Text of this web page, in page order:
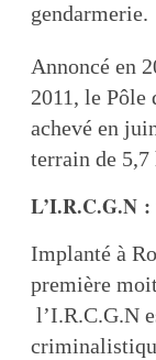
gendarmerie.
Annoncé en
2011, le Pôle
achevé en
terrain de 5,7
L’I.R.C.G.N :
Implanté à
première
l’I.R.C.G.N